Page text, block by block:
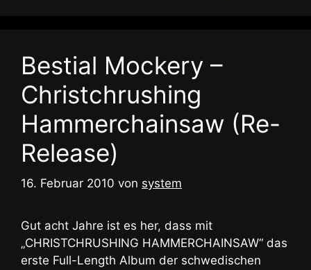
Bestial Mockery –
Christchrushing
Hammerchainsaw (Re-
Release)
16. Februar 2010 von system
Gut acht Jahre ist es her, dass mit
„CHRISTCHRUSHING HAMMERCHAINSAW“ das
erste Full-Length Album der schwedischen